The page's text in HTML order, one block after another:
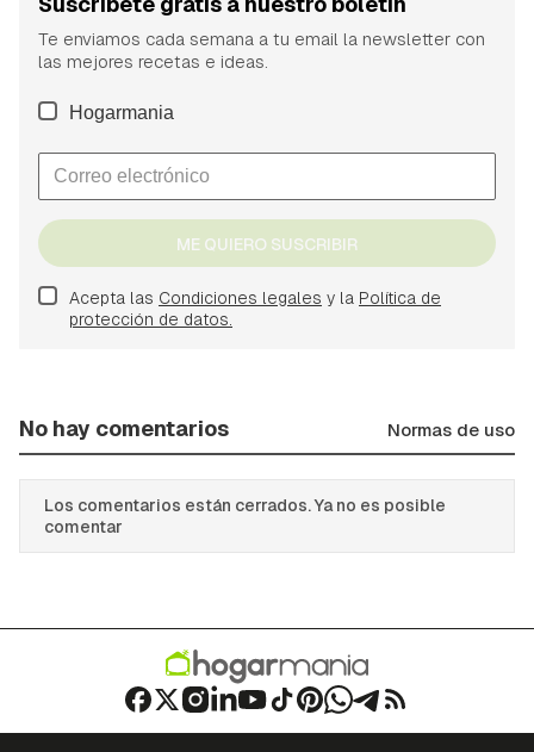
Te enviamos cada semana a tu email la newsletter con
las mejores recetas e ideas.
Hogarmania
ME QUIERO SUSCRIBIR
Acepta las Condiciones legales y la Política de
protección de datos.
No hay comentarios Normas de uso
Los comentarios están cerrados. Ya no es posible
comentar